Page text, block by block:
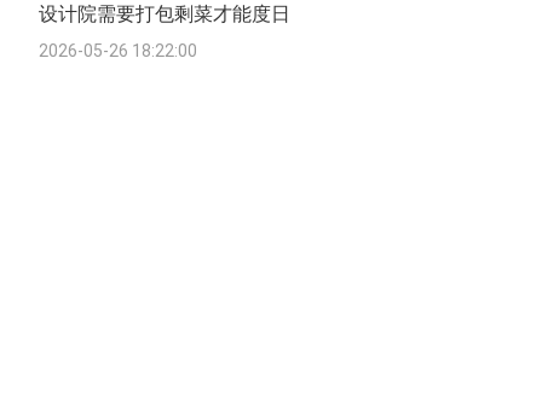
设计院需要打包剩菜才能度日
2026-05-26 18:22:00